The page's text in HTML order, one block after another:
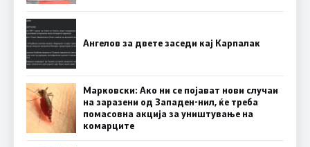
Ангелов за двете заседи кај Карпалак
Марковски: Ако ни се појават нови случаи
на заразени од Западен-нил, ќе треба
помасовна акција за уништување на
комарците